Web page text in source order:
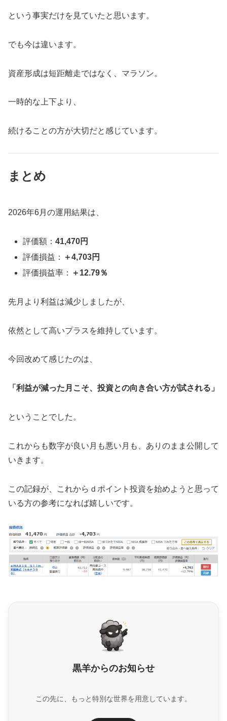
という事実だけを見ていたと思います。
でも今は違います。
資産形成は短距離走ではなく、マラソン。
一時的な上下より、
続けることの方が大切だと感じています。
まとめ
2026年6月の運用結果は、
評価額：41,470円
評価損益：
＋4,703円
評価損益率：
＋12.79％
先月より利益は減少しましたが、
依然として高いプラスを維持しています。
今回改めて感じたのは、
「利益が減った月こそ、投資との向き合い方が試される」
ということでした。
これからも数字が良い月も悪い月も、ありのまま公開して
いきます。
この記録が、これからｄポイント投資を始めようと思って
いる方の参考になれば嬉しいです。
黒羊からのお知らせ
この先に、もっと特別な世界を用意しています。